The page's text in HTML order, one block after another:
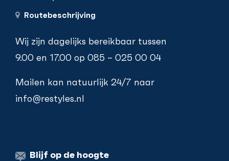
Routebeschrijving
Wij zijn dagelijks bereikbaar tussen
9.00 en 17.00 op 085 – 025 00 04
Mailen kan natuurlijk 24/7 naar
info@restyles.nl
Blijf op de hoogte